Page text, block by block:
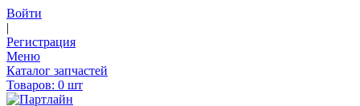
Войти
|
Регистрация
Меню
Каталог запчастей
Товаров: 0 шт